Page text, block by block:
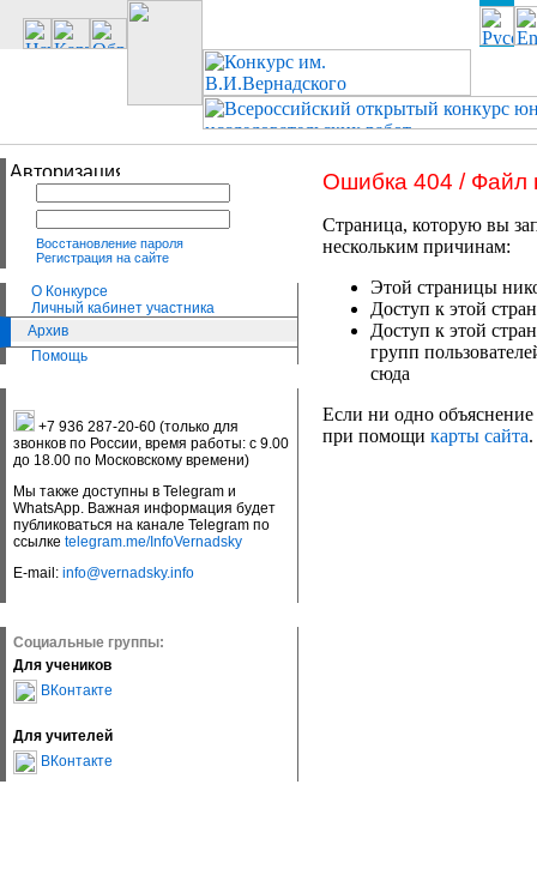
Восстановление пароля
Регистрация на сайте
О Конкурсе
Личный кабинет участника
Архив
Помощь
+7 936 287-20-60 (только для
звонков по России, время работы: с 9.00
до 18.00 по Московскому времени)
Мы также доступны в Telegram и
WhatsApp. Важная информация будет
публиковаться на канале Telegram по
ссылке telegram.me/InfoVernadsky
E-mail: info@vernadsky.info
Социальные группы:
Для учеников
ВКонтакте
Для учителей
ВКонтакте
Ошибка 404 / Файл
Страница, которую вы
нескольким причинам:
Этой страницы
Доступ к этой
Доступ к этой
групп
сюда
Если ни одно объяснение
при помощи карты сайта.